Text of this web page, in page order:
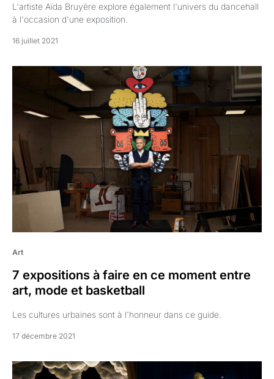
L'artiste Aïda Bruyère explore également l'univers du dancehall
à l'occasion d'une exposition.
16 juillet 2021
Art
7 expositions à faire en ce moment entre
art, mode et basketball
Les cultures urbaines sont à l'honneur dans ce guide.
17 décembre 2021